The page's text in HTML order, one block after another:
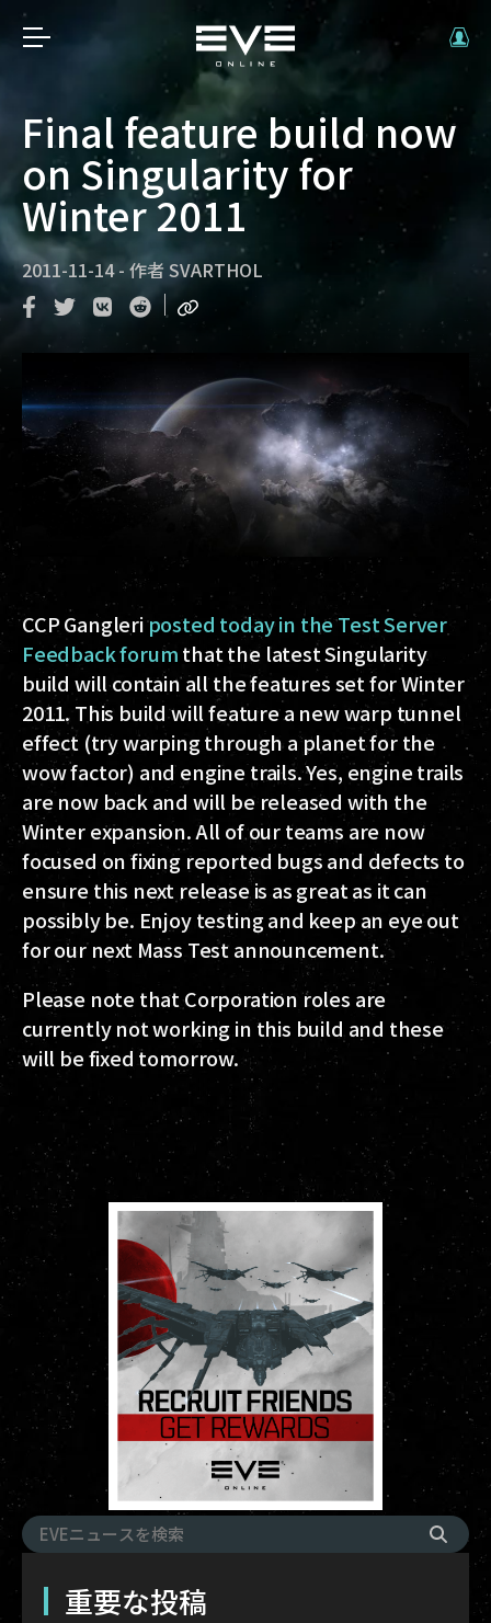
Final feature build now
on Singularity for
Winter 2011
2011-11-14 - 作者 SVARTHOL
CCP Gangleriposted today in the Test Server
Feedback forumthat the latest Singularity
build will contain all the features set for Winter
2011. This build will feature a new warp tunnel
effect (try warping through a planet for the
wow factor) and engine trails. Yes, engine trails
are now back and will be released with the
Winter expansion. All of our teams are now
focused on fixing reported bugs and defects to
ensure this next release is as great as it can
possibly be. Enjoy testing and keep an eye out
for our next Mass Test announcement.
Please note that Corporation roles are
currently not working in this build and these
will be fixed tomorrow.
重要な投稿